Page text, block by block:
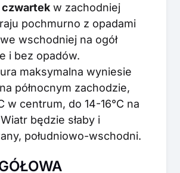
czwartek w zachodniej
pochmurno z opadami
wschodniej na ogół
i bez opadów.
maksymalna wyniesie
północnym zachodzie,
w centrum, do 14-16°C na
będzie słaby i
południowo-wschodni.